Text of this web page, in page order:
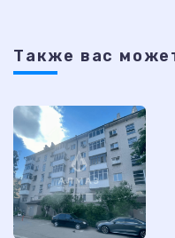
Также ваc